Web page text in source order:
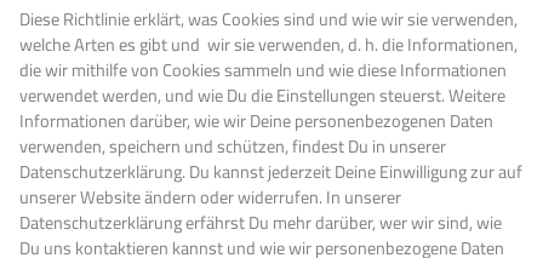
Diese Richtlinie erklärt, was Cookies sind und wie wir sie verwenden,
welche Arten es gibt und wir sie verwenden, d. h. die Informationen,
die wir mithilfe von Cookies sammeln und wie diese Informationen
verwendet werden, und wie Du die Einstellungen steuerst. Weitere
Informationen darüber, wie wir Deine personenbezogenen Daten
verwenden, speichern und schützen, findest Du in unserer
Datenschutzerklärung. Du kannst jederzeit Deine Einwilligung zur auf
unserer Website ändern oder widerrufen. In unserer
Datenschutzerklärung erfährst Du mehr darüber, wer wir sind, wie
Du uns kontaktieren kannst und wie wir personenbezogene Daten